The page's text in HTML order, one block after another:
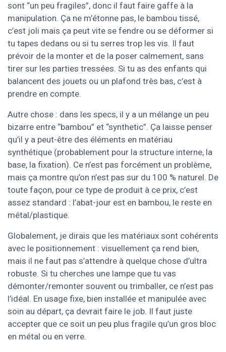
sont “un peu fragiles”, donc il faut faire gaffe à la
manipulation. Ça ne m’étonne pas, le bambou tissé,
c’est joli mais ça peut vite se fendre ou se déformer si
tu tapes dedans ou si tu serres trop les vis. Il faut
prévoir de la monter et de la poser calmement, sans
tirer sur les parties tressées. Si tu as des enfants qui
balancent des jouets ou un plafond très bas, c’est à
prendre en compte.
Autre chose : dans les specs, il y a un mélange un peu
bizarre entre “bambou” et “synthetic”. Ça laisse penser
qu’il y a peut-être des éléments en matériau
synthétique (probablement pour la structure interne, la
base, la fixation). Ce n’est pas forcément un problème,
mais ça montre qu’on n’est pas sur du 100 % naturel. De
toute façon, pour ce type de produit à ce prix, c’est
assez standard : l’abat-jour est en bambou, le reste en
métal/plastique.
Globalement, je dirais que les matériaux sont cohérents
avec le positionnement : visuellement ça rend bien,
mais il ne faut pas s’attendre à quelque chose d’ultra
robuste. Si tu cherches une lampe que tu vas
démonter/remonter souvent ou trimballer, ce n’est pas
l’idéal. En usage fixe, bien installée et manipulée avec
soin au départ, ça devrait faire le job. Il faut juste
accepter que ce soit un peu plus fragile qu’un gros bloc
en métal ou en verre.